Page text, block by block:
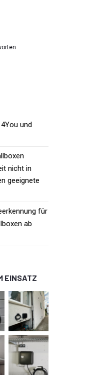
und
nicht in
geeignete
für
ab
EINSATZ